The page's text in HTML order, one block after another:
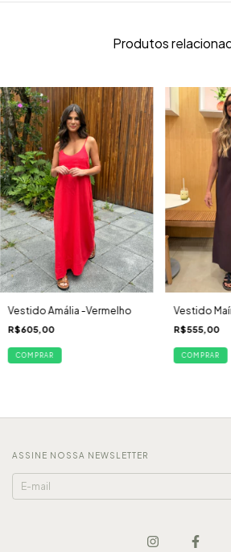
Produtos
Vestido Amália -Vermelho
R$605,00
COMPRAR
Vestido
R$555,00
COMPRAR
ASSINE NOSSA NEWSLETTER